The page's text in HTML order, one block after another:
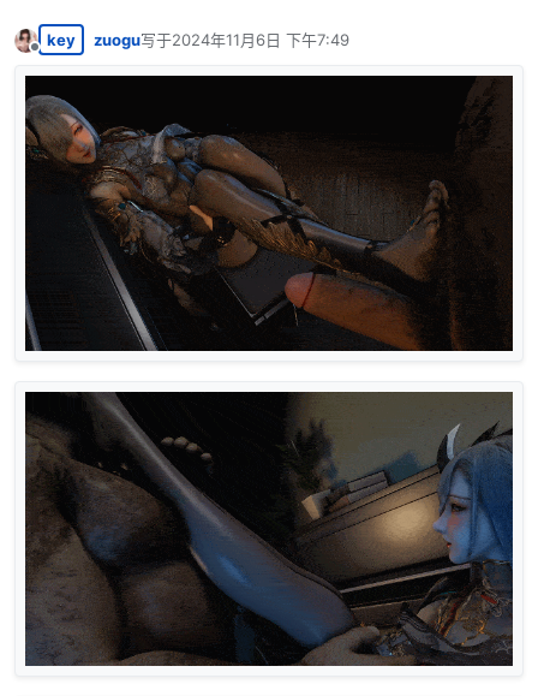
离线
key zuogu写于2024年11月6日 下午7:49
最后由 编辑